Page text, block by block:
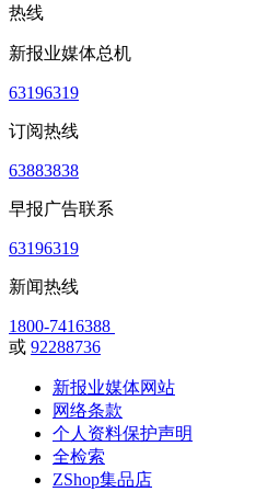
热线
新报业媒体总机
63196319
订阅热线
63883838
早报广告联系
63196319
新闻热线
1800-7416388
或 92288736
新报业媒体网站
网络条款
个人资料保护声明
全检索
ZShop集品店